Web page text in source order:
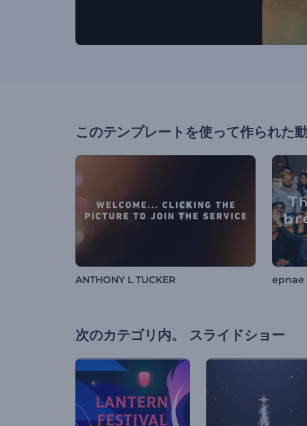
このテンプレートを使って作られた
ANTHONY L TUCKER epnae
次のカテゴリ内。 スライドショー